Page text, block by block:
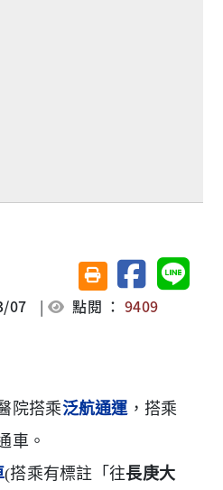
友善列印(另開視窗)
分享至臉書分享
07 | 點閱 ：9409
院搭乘泛航通運，搭乘
車。
(搭乘有標註「往長庚大